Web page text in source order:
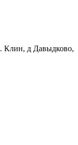
Клин, д Давыдково,